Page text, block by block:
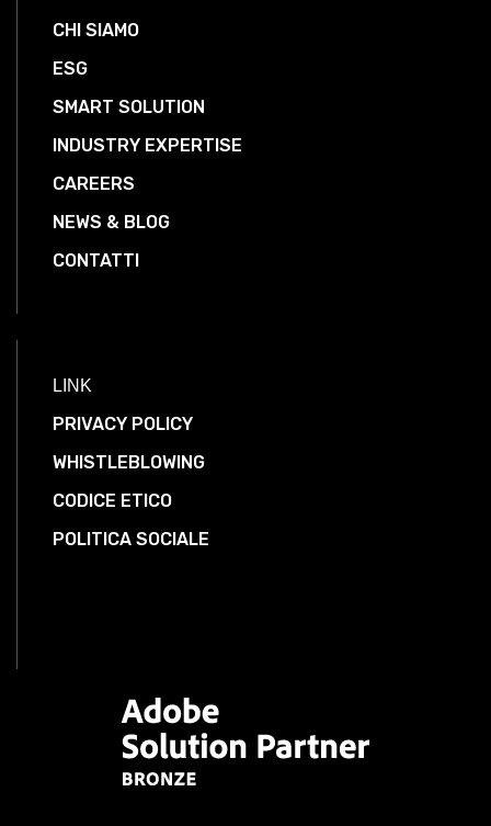
CHI SIAMO
ESG
SMART SOLUTION
INDUSTRY EXPERTISE
CAREERS
NEWS & BLOG
CONTATTI
LINK
PRIVACY POLICY
WHISTLEBLOWING
CODICE ETICO
POLITICA SOCIALE